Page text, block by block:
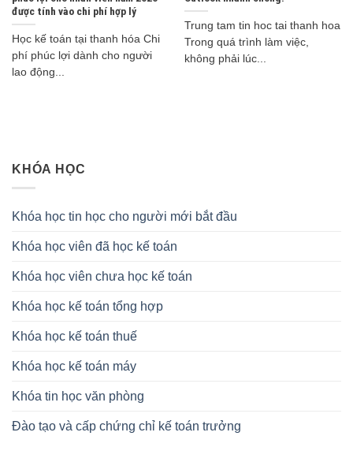
được tính vào chi phí hợp lý
Học kế toán tại thanh hóa Chi
phí phúc lợi dành cho người
lao động...
Trung tam tin hoc tai thanh hoa
Trong quá trình làm việc,
không phải lúc...
KHÓA HỌC
Khóa học tin học cho người mới bắt đầu
Khóa học viên đã học kế toán
Khóa học viên chưa học kế toán
Khóa học kế toán tổng hợp
Khóa học kế toán thuế
Khóa học kế toán máy
Khóa tin học văn phòng
Đào tạo và cấp chứng chỉ kế toán trưởng